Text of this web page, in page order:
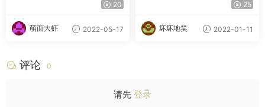
20
萌面大虾 2022-05-17
25
坏坏地笑 2022-01-11
评论 0
请先 登录